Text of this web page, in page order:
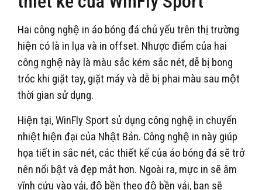
Hai công nghệ in áo bóng đá chủ yếu trên thị trường
hiện có là in lụa và in offset. Nhược điểm của hai
công nghệ này là màu sắc kém sắc nét, dễ bị bong
tróc khi giặt tay, giặt máy và dễ bị phai màu sau một
thời gian sử dụng.
Hiện tại, WinFly Sport sử dụng công nghệ in chuyển
nhiệt hiện đại của Nhật Bản. Công nghệ in này giúp
họa tiết in sắc nét, các thiết kế của áo bóng đá sẽ trở
nên nổi bật và đẹp mắt hơn. Ngoài ra, mực in sẽ âm
vĩnh cửu vào vải, độ bền theo độ bền vải, bạn sẽ